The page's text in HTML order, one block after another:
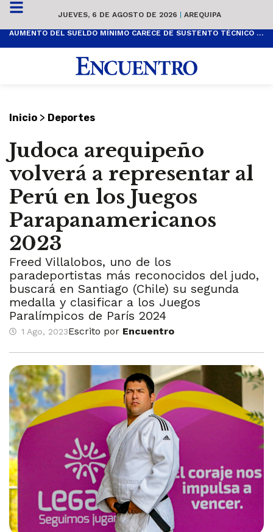
JUEVES, 6 DE AGOSTO DE 2026 | AREQUIPA
AUMENTO DEL SUELDO MÍNIMO CARECE DE SUSTENTO TÉCNICO Y ES POPULISTA
Inicio > Deportes
Judoca arequipeño
volverá a representar al
Perú en los Juegos
Parapanamericanos
2023
Freed Villalobos, uno de los
paradeportistas más reconocidos del judo,
buscará en Santiago (Chile) su segunda
medalla y clasificar a los Juegos
Paralímpicos de París 2024
1 Ago, 2023Escrito por Encuentro